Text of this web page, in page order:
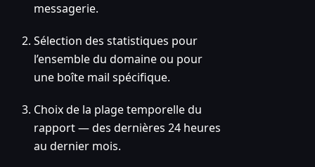
messagerie.
Sélection des statistiques pour
l’ensemble du domaine ou pour
une boîte mail spécifique.
Choix de la plage temporelle du
rapport — des dernières 24 heures
au dernier mois.